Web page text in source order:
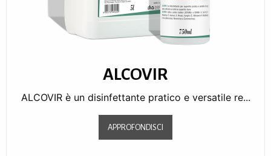
ALCOVIR
ALCOVIR è un disinfettante pratico e versatile re...
APPROFONDISCI